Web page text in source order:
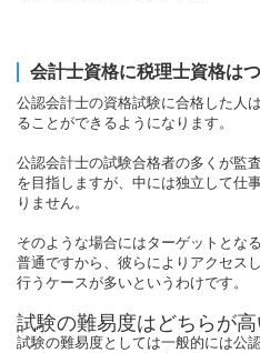
会計士資格に税理士資格は
公認会計士の資格試験に合格した人
ることができるようになります。
公認会計士の試験合格者の多くが監
を目指しますが、中には独立して仕
りません。
そのような場合にはターゲットとな
普通ですから、彼らによりアクセス
行うケースが多いというわけです。
試験の難易度はどちらが高
試験の難易度としては一般的には公